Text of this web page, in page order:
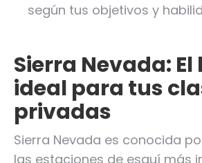
según tus objetivos y
Sierra Nevada:
ideal para tus
privadas
Sierra Nevada es conocida
las estaciones de esquí más